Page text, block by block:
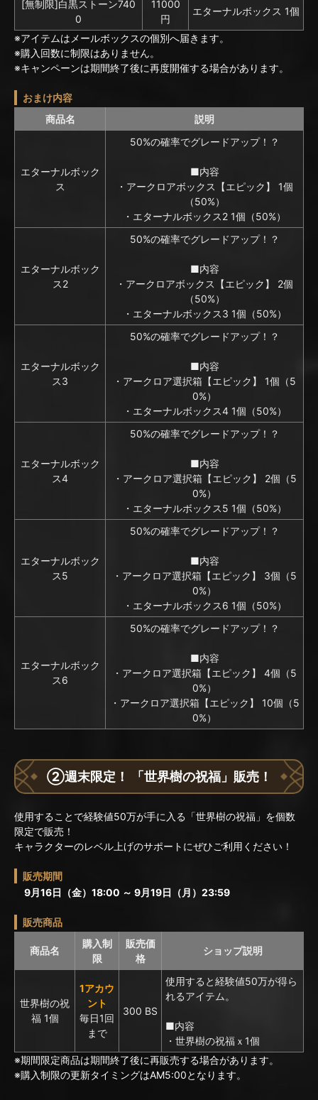
[無制限]白黒ストーン740
0
11000
円
エターナルボックス 1個
※アイテムはメールボックスの個別へ届きます。
※購入回数に制限はありません。
※キャンペーンは期間終了後に再度開催する場合があります。
おまけ内容
商品名
説明
エターナルボック
ス
50%の確率でグレードアップ！？
■内容
・アークロアボックス【エピック】 1個
（50%）
・エターナルボックス2 1個（50%）
エターナルボック
ス2
50%の確率でグレードアップ！？
■内容
・アークロアボックス【エピック】 2個
（50%）
・エターナルボックス3 1個（50%）
エターナルボック
ス3
50%の確率でグレードアップ！？
■内容
・アークロア選択箱【エピック】 1個（5
0%）
・エターナルボックス4 1個（50%）
エターナルボック
ス4
50%の確率でグレードアップ！？
■内容
・アークロア選択箱【エピック】 2個（5
0%）
・エターナルボックス5 1個（50%）
エターナルボック
ス5
50%の確率でグレードアップ！？
■内容
・アークロア選択箱【エピック】 3個（5
0%）
・エターナルボックス6 1個（50%）
エターナルボック
ス6
50%の確率でグレードアップ！？
■内容
・アークロア選択箱【エピック】 4個（5
0%）
・アークロア選択箱【エピック】 10個（5
0%）
②週末限定！ 「世界樹の祝福」販売！
使用することで経験値50万が手に入る「世界樹の祝福」を個数
限定で販売！
キャラクターのレベル上げのサポートにぜひご利用ください！
販売期間
9月16日（金）18:00 ～ 9月19日（月）23:59
販売商品
商品名
購入制
限
販売価
格
ショップ説明
世界樹の祝
福 1個
1アカウ
ント
毎日1回
まで
300 BS
使用すると経験値50万が得ら
れるアイテム。
■内容
・世界樹の祝福ｘ1個
※期間限定商品は期間終了後に再販売する場合があります。
※購入制限の更新タイミングはAM5:00となります。